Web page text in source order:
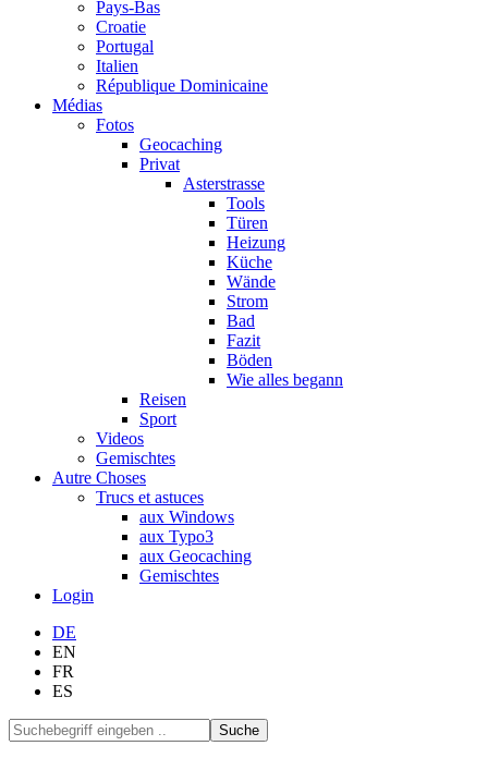
Pays-Bas
Croatie
Portugal
Italien
République Dominicaine
Médias
Fotos
Geocaching
Privat
Asterstrasse
Tools
Türen
Heizung
Küche
Wände
Strom
Bad
Fazit
Böden
Wie alles begann
Reisen
Sport
Videos
Gemischtes
Autre Choses
Trucs et astuces
aux Windows
aux Typo3
aux Geocaching
Gemischtes
Login
DE
EN
FR
ES
Suche